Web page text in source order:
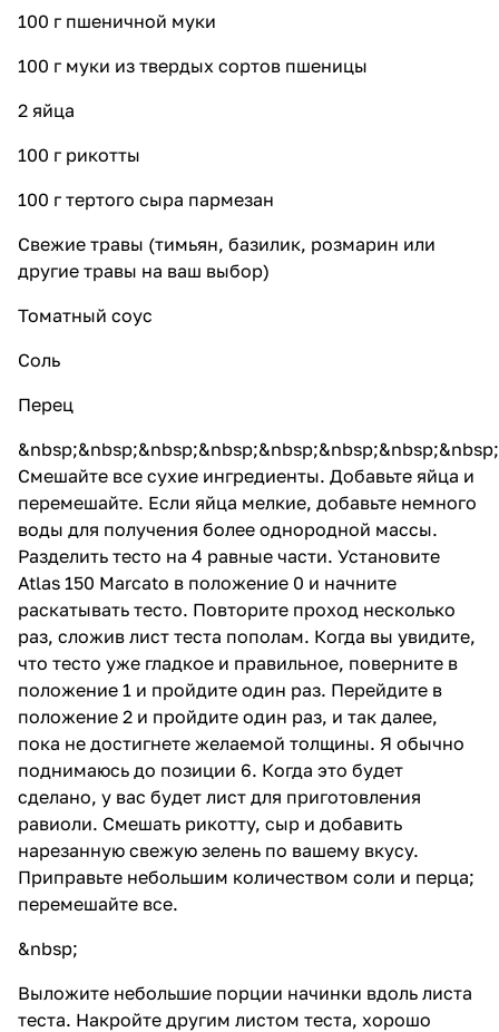
100 г пшеничной муки
100 г муки из твердых сортов пшеницы
2 яйца
100 г рикотты
100 г тертого сыра пармезан
Свежие травы (тимьян, базилик, розмарин или
другие травы на ваш выбор)
Томатный соус
Соль
Перец
&nbsp;&nbsp;&nbsp;&nbsp;&nbsp;&nbsp;&nbsp;&nbsp;
Смешайте все сухие ингредиенты. Добавьте яйца и
перемешайте. Если яйца мелкие, добавьте немного
воды для получения более однородной массы.
Разделить тесто на 4 равные части. Установите
Atlas 150 Marcato в положение 0 и начните
раскатывать тесто. Повторите проход несколько
раз, сложив лист теста пополам. Когда вы увидите,
что тесто уже гладкое и правильное, поверните в
положение 1 и пройдите один раз. Перейдите в
положение 2 и пройдите один раз, и так далее,
пока не достигнете желаемой толщины. Я обычно
поднимаюсь до позиции 6. Когда это будет
сделано, у вас будет лист для приготовления
равиоли. Смешать рикотту, сыр и добавить
нарезанную свежую зелень по вашему вкусу.
Приправьте небольшим количеством соли и перца;
перемешайте все.
&nbsp;
Выложите небольшие порции начинки вдоль листа
теста. Накройте другим листом теста, хорошо